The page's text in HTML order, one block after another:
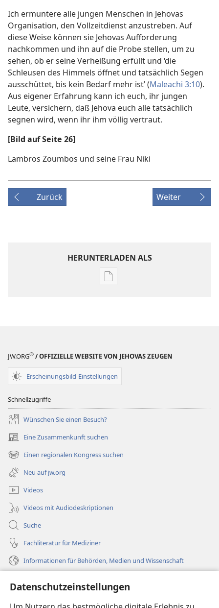
Datenschutzeinstellungen
Ich ermuntere alle jungen Menschen in Jehovas
Organisation, den Vollzeitdienst anzustreben. Auf
diese Weise können sie Jehovas Aufforderung
nachkommen und ihn auf die Probe stellen, um zu
sehen, ob er seine Verheißung erfüllt und ‘die
Schleusen des Himmels öffnet und tatsächlich Segen
ausschüttet, bis kein Bedarf mehr ist’ (Maleachi 3:10).
Aus eigener Erfahrung kann ich euch, ihr jungen
Leute, versichern, daß Jehova euch alle tatsächlich
segnen wird, wenn ihr ihm völlig vertraut.
[Bild auf Seite 26]
Lambros Zoumbos und seine Frau Niki
Zurück Weiter
HERUNTERLADEN ALS
Downloadoptionen
STUDIENAUSGABE
1996
JW.ORG® / OFFIZIELLE WEBSITE VON JEHOVAS ZEUGEN
Erscheinungsbild-Einstellungen
Schnellzugriffe
Wünschen Sie einen Besuch?
Eine Zusammenkunft suchen
(öffnet
neues
Fenster)
Einen regionalen Kongress suchen
(öffnet
neues
Fenster)
Neu auf jw.org
Videos
Videos mit Audiodeskriptionen
Suche
Fachliteratur für Mediziner
Informationen für Behörden, Medien und Wissenschaft
Spenden